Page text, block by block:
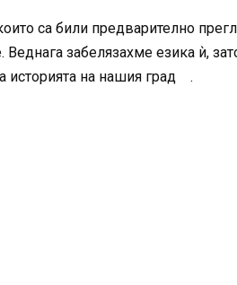
са били предварително
забелязахме езика ѝ,
историята на нашия град .